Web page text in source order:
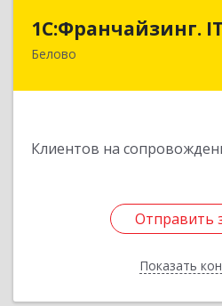
1С:Франчайзинг.
Белово
Клиентов на
Отправить
Показать
Отправить
Назад